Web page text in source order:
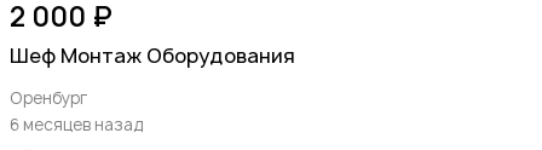
2 000 ₽
Шеф Монтаж Оборудования
Оренбург
6 месяцев назад